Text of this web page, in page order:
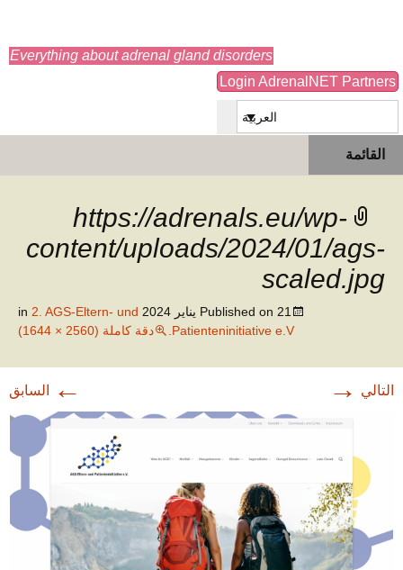
Everything about adrenal gland disorders
Login AdrenalNET Partners
العربية
القائمة
البحث
https://adrenals.eu/wp-
content/uploads/2024/01/ags-
scaled.jpg
Published on 21 يناير 2024
2. AGS-Eltern- und
Patienteninitiative e.V.
دقة كاملة (2560 × 1644)
← السابق التالي →